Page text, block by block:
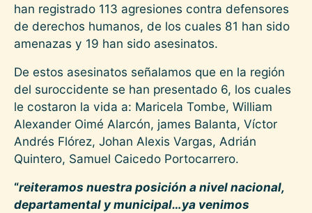
han registrado 113 agresiones contra defensores
de derechos humanos, de los cuales 81 han sido
amenazas y 19 han sido asesinatos.
De estos asesinatos señalamos que en la región
del suroccidente se han presentado 6, los cuales
le costaron la vida a: Maricela Tombe, William
Alexander Oimé Alarcón, james Balanta, Víctor
Andrés Flórez, Johan Alexis Vargas, Adrián
Quintero, Samuel Caicedo Portocarrero.
“reiteramos nuestra posición a nivel nacional,
departamental y municipal…ya venimos